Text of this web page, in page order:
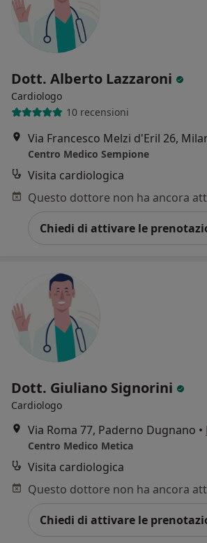
Dott. Alberto Lazzaroni
Cardiologo
10 recensioni
Via Francesco Melzi d'Eril 26,
Centro Medico Sempione
Visita cardiologica
Chiedi di attivare le
Dott. Giuliano Signorini
Cardiologo
Via Roma 77, Paderno Dugnano •
Centro Medico Metica
Visita cardiologica
Chiedi di attivare le